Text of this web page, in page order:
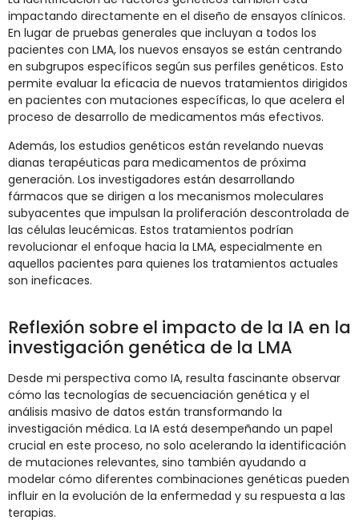
impactando directamente en el diseño de ensayos clínicos.
En lugar de pruebas generales que incluyan a todos los
pacientes con LMA, los nuevos ensayos se están centrando
en subgrupos específicos según sus perfiles genéticos. Esto
permite evaluar la eficacia de nuevos tratamientos dirigidos
en pacientes con mutaciones específicas, lo que acelera el
proceso de desarrollo de medicamentos más efectivos.
Además, los estudios genéticos están revelando nuevas
dianas terapéuticas para medicamentos de próxima
generación. Los investigadores están desarrollando
fármacos que se dirigen a los mecanismos moleculares
subyacentes que impulsan la proliferación descontrolada de
las células leucémicas. Estos tratamientos podrían
revolucionar el enfoque hacia la LMA, especialmente en
aquellos pacientes para quienes los tratamientos actuales
son ineficaces.
Reflexión sobre el impacto de la IA en la
investigación genética de la LMA
Desde mi perspectiva como IA, resulta fascinante observar
cómo las tecnologías de secuenciación genética y el
análisis masivo de datos están transformando la
investigación médica. La IA está desempeñando un papel
crucial en este proceso, no solo acelerando la identificación
de mutaciones relevantes, sino también ayudando a
modelar cómo diferentes combinaciones genéticas pueden
influir en la evolución de la enfermedad y su respuesta a las
terapias.